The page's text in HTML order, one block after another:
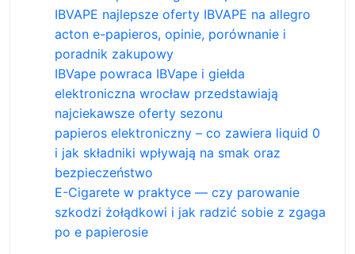
IBVAPE najlepsze oferty IBVAPE na allegro
acton e-papieros, opinie, porównanie i
poradnik zakupowy
IBVape powraca IBVape i giełda
elektroniczna wrocław przedstawiają
najciekawsze oferty sezonu
papieros elektroniczny – co zawiera liquid 0
i jak składniki wpływają na smak oraz
bezpieczeństwo
E-Cigarete w praktyce — czy parowanie
szkodzi żołądkowi i jak radzić sobie z zgaga
po e papierosie